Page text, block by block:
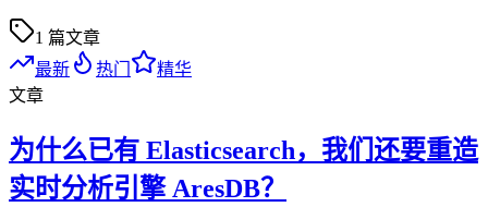
1 篇文章
最新
热门
精华
文章
为什么已有 Elasticsearch，我们还要重造
实时分析引擎 AresDB？